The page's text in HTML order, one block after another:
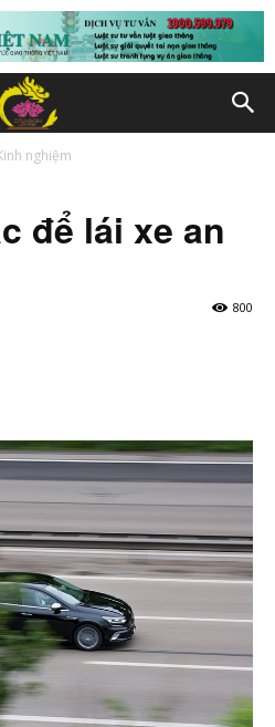
nghiệm
để lái xe an
800